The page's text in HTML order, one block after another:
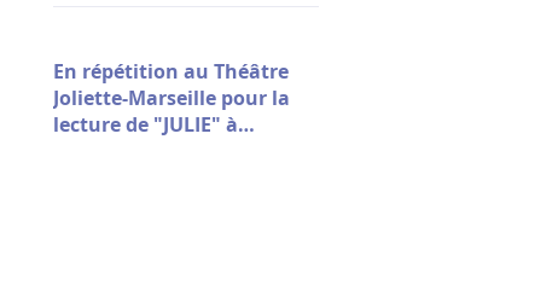
En répétition au Théâtre
Joliette-Marseille pour la
lecture de "JULIE" à